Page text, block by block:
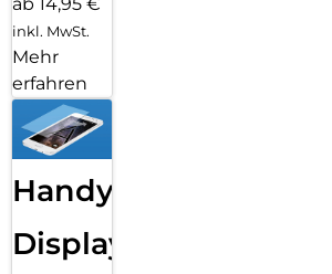
inkl. MwSt.
Mehr
erfahren
Handy
Displayfolie